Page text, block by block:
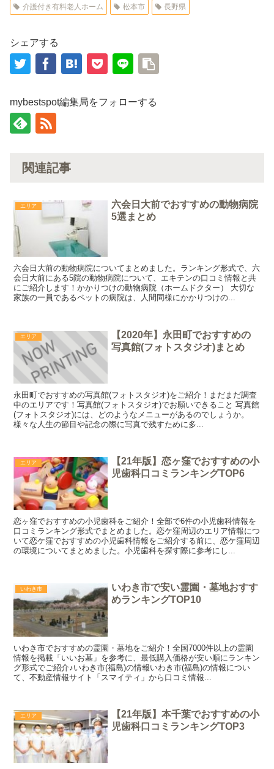
介護付き有料老人ホーム 松本市 長野県
シェアする
mybestspot編集局をフォローする
関連記事
エリア
六会日大前でおすすめの動物病院
5選まとめ
六会日大前の動物病院についてまとめました。ランキング形式で、六
会日大前にある5院の動物病院について、エキテンの口コミ情報と共
にご紹介します！かかりつけの動物病院（ホームドクター） 大切な
家族の一員であるペットの病院は、人間同様にかかりつけの...
エリア
【2020年】永田町でおすすめの
写真館(フォトスタジオ)まとめ
永田町でおすすめの写真館(フォトスタジオ)をご紹介！まだまだ調査
中のエリアです！写真館(フォトスタジオ)でお願いできること 写真館
(フォトスタジオ)には、どのようなメニューがあるのでしょうか。
様々な人生の節目や記念の際に写真で残すために多...
エリア
【21年版】恋ヶ窪でおすすめの小
児歯科口コミランキングTOP6
恋ヶ窪でおすすめの小児歯科をご紹介！全部で6件の小児歯科情報を
口コミランキング形式でまとめました。恋ケ窪周辺のエリア情報につ
いて恋ケ窪でおすすめの小児歯科情報をご紹介する前に、恋ケ窪周辺
の環境についてまとめました。小児歯科を探す際に参考にし...
いわき市
いわき市で安い霊園・墓地おすす
めランキングTOP10
いわき市でおすすめの霊園・墓地をご紹介！全国7000件以上の霊園
情報を掲載「いいお墓」を参考に、最低購入価格が安い順にランキン
グ形式でご紹介♪いわき市(福島)の情報いわき市(福島)の情報につい
て、不動産情報サイト「スマイティ」から口コミ情報...
エリア
【21年版】本千葉でおすすめの小
児歯科口コミランキングTOP3